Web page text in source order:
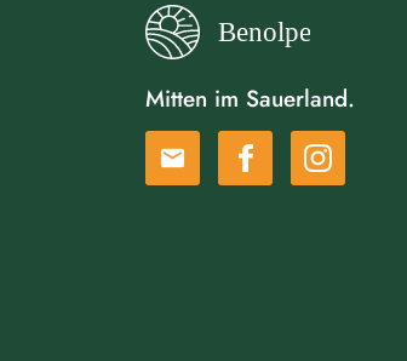
Mitten im Sauerland.
email